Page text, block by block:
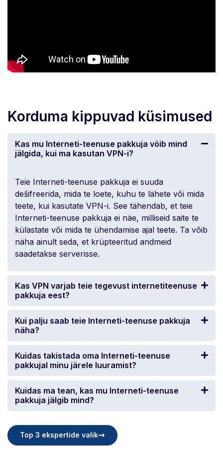
Korduma kippuvad küsimused
Kas mu Interneti-teenuse pakkuja võib mind
jälgida, kui ma kasutan VPN-i?
Teie Interneti-teenuse pakkuja ei suuda
dešifreerida, mida te loete, kuhu te lähete või mida
teete, kui kasutate VPN-i. See tähendab, et teie
Interneti-teenuse pakkuja ei näe, milliseid saite te
külastate või mida te ühendamise ajal teete. Ta võib
näha ainult seda, et krüpteeritud andmeid
saadetakse serverisse.
Kas VPN varjab teie tegevust internetiteenuse
pakkuja eest?
Kui palju saab teie Interneti-teenuse pakkuja
näha?
Kuidas takistada oma Interneti-teenuse
pakkujal minu järele luuramist?
Kuidas ma tean, kas mu Interneti-teenuse
pakkuja jälgib mind?
Top 3 ekspertide valik